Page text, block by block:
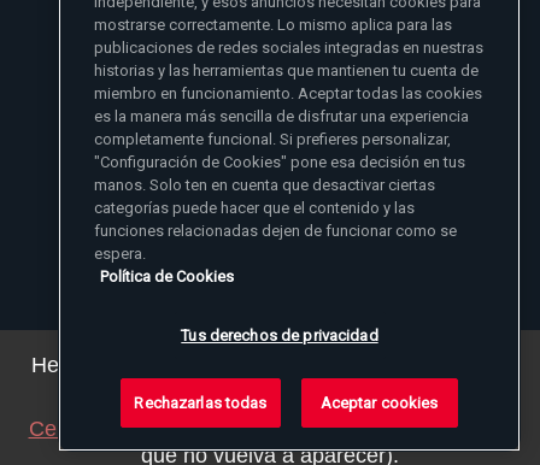
Sitios de noticias EWTN
Aci Prensa
ChurchPOP
Afiliados
English
España
Polska
Magyar
Más información
Madre Angelica
Sala de Prensa
Contacto
1-800-447-3986
EIN: 63-0801391
© 2026 EWTN Inc. Todos los derechos reservados.
Tus derechos de privacidad
Hemos actualizado nuestra política de privacidad.
Puede ver los detalles
aquí
Cerrar este aviso (ajustaremos su navegador para
que no vuelva a aparecer).
mostrarse correctamente. Lo mismo aplica para las
publicaciones de redes sociales integradas en nuestras
historias y las herramientas que mantienen tu cuenta de
miembro en funcionamiento. Aceptar todas las cookies
es la manera más sencilla de disfrutar una experiencia
completamente funcional. Si prefieres personalizar,
"Configuración de Cookies" pone esa decisión en tus
manos. Solo ten en cuenta que desactivar ciertas
categorías puede hacer que el contenido y las
funciones relacionadas dejen de funcionar como se
espera.
Política de Cookies
Tus derechos de privacidad
Rechazarlas todas Aceptar cookies